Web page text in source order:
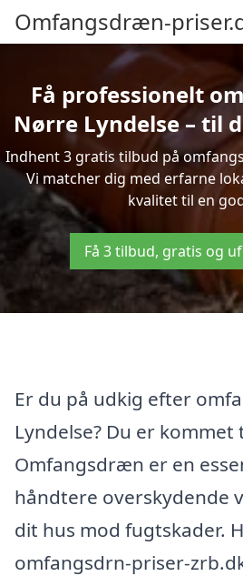
Omfangsdræn-
Få professionelt
Nørre Lyndelse – til
Indhent 3 gratis tilbud på
Vi matcher dig med erfarne
kvalitet til en
Få 3 tilbud, gratis og
Er du på udkig efter
Lyndelse? Du er
Omfangsdræn er en
håndtere overskydende
dit hus mod fugtskader.
omfangsdrn-priser-